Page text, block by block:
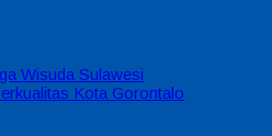
Wisuda Sulawesi
Kota Gorontalo